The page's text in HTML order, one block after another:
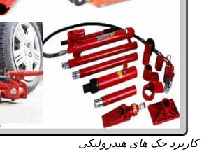
کاربرد جک های هیدرولیکی